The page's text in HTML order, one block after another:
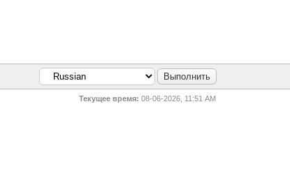
Текущее время: 08-06-2026, 11:51 AM